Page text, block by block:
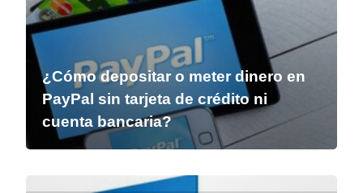
¿Cómo depositar o meter dinero en
PayPal sin tarjeta de crédito ni
cuenta bancaria?